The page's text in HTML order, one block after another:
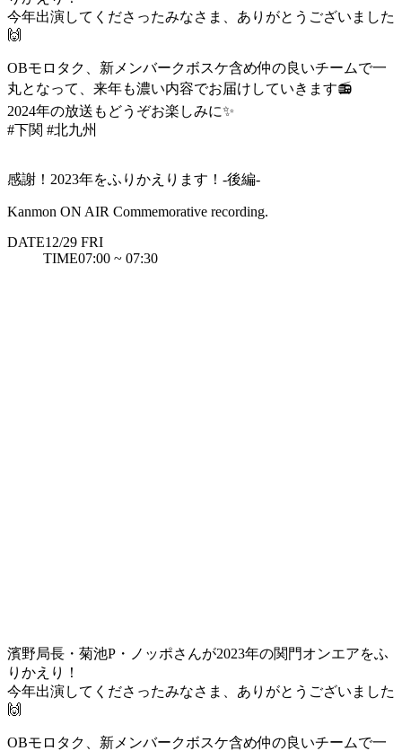
今年出演してくださったみなさま、ありがとうございました
🙌
OBモロタク、新メンバークボスケ含め仲の良いチームで一
丸となって、来年も濃い内容でお届けしていきます📻
2024年の放送もどうぞお楽しみに✨
#下関 #北九州
感謝！2023年をふりかえります！-後編-
Kanmon ON AIR Commemorative recording.
DATE12/29 FRI
TIME07:00 ~ 07:30
濱野局長・菊池P・ノッポさんが2023年の関門オンエアをふ
りかえり！
今年出演してくださったみなさま、ありがとうございました
🙌
OBモロタク、新メンバークボスケ含め仲の良いチームで一